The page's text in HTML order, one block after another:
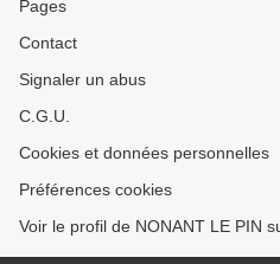
Pages
Contact
Signaler un abus
C.G.U.
Cookies et données personnelles
Préférences cookies
Voir le profil de NONANT LE PIN